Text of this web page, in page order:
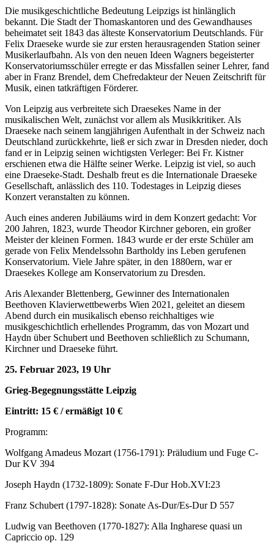
Die musikgeschichtliche Bedeutung Leipzigs ist hinlänglich
bekannt. Die Stadt der Thomaskantoren und des Gewandhauses
beheimatet seit 1843 das älteste Konservatorium Deutschlands. Für
Felix Draeseke wurde sie zur ersten herausragenden Station seiner
Musikerlaufbahn. Als von den neuen Ideen Wagners begeisterter
Konservatoriumsschüler erregte er das Missfallen seiner Lehrer, fand
aber in Franz Brendel, dem Chefredakteur der Neuen Zeitschrift für
Musik, einen tatkräftigen Förderer.
Von Leipzig aus verbreitete sich Draesekes Name in der
musikalischen Welt, zunächst vor allem als Musikkritiker. Als
Draeseke nach seinem langjährigen Aufenthalt in der Schweiz nach
Deutschland zurückkehrte, ließ er sich zwar in Dresden nieder, doch
fand er in Leipzig seinen wichtigsten Verleger: Bei Fr. Kistner
erschienen etwa die Hälfte seiner Werke. Leipzig ist viel, so auch
eine Draeseke-Stadt. Deshalb freut es die Internationale Draeseke
Gesellschaft, anlässlich des 110. Todestages in Leipzig dieses
Konzert veranstalten zu können.
Auch eines anderen Jubiläums wird in dem Konzert gedacht: Vor
200 Jahren, 1823, wurde Theodor Kirchner geboren, ein großer
Meister der kleinen Formen. 1843 wurde er der erste Schüler am
gerade von Felix Mendelssohn Bartholdy ins Leben gerufenen
Konservatorium. Viele Jahre später, in den 1880ern, war er
Draesekes Kollege am Konservatorium zu Dresden.
Aris Alexander Blettenberg, Gewinner des Internationalen
Beethoven Klavierwettbewerbs Wien 2021, geleitet an diesem
Abend durch ein musikalisch ebenso reichhaltiges wie
musikgeschichtlich erhellendes Programm, das von Mozart und
Haydn über Schubert und Beethoven schließlich zu Schumann,
Kirchner und Draeseke führt.
25. Februar 2023, 19 Uhr
Grieg-Begegnungsstätte Leipzig
Eintritt: 15 € / ermäßigt 10 €
Programm:
Wolfgang Amadeus Mozart (1756-1791): Präludium und Fuge C-
Dur KV 394
Joseph Haydn (1732-1809): Sonate F-Dur Hob.XVI:23
Franz Schubert (1797-1828): Sonate As-Dur/Es-Dur D 557
Ludwig van Beethoven (1770-1827): Alla Ingharese quasi un
Capriccio op. 129 ‍